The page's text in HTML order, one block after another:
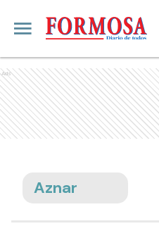
Ads
Aznar